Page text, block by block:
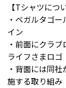
【Tシャツにつ
・ベガルタゴ
イン
・前面にクラ
ライフさまロゴ
・背面には同
施する取り組み